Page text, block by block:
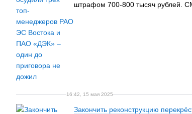
штрафом 700-800 тысяч рублей.
16:42, 15 мая 2025
Закончить реконструкцию